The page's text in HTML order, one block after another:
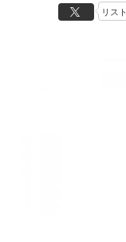
リスト